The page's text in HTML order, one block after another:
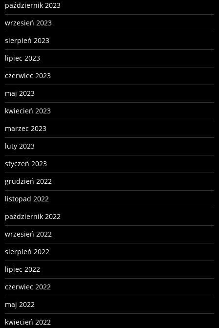
październik 2023
wrzesień 2023
sierpień 2023
lipiec 2023
czerwiec 2023
maj 2023
kwiecień 2023
marzec 2023
luty 2023
styczeń 2023
grudzień 2022
listopad 2022
październik 2022
wrzesień 2022
sierpień 2022
lipiec 2022
czerwiec 2022
maj 2022
kwiecień 2022